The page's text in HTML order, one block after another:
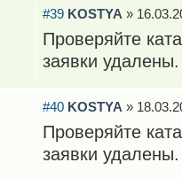
#39 KOSTYA »
Проверяйте
заявки удалены.
#40 KOSTYA »
Проверяйте
заявки удалены.